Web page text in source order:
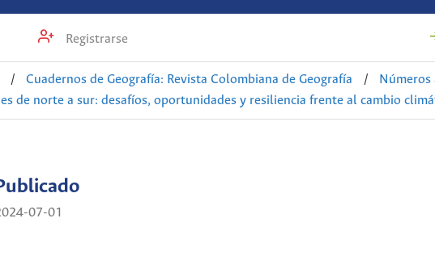
Registrarse
/ Cuadernos de Geografía: Revista Colombiana de Geografía /
de norte a sur: desafíos, oportunidades y resiliencia frente al cambio
07-01